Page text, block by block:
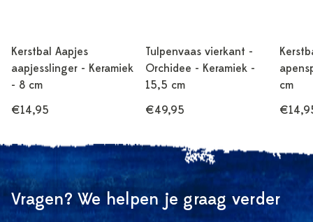
Kerstbal Aapjes
aapjesslinger - Keramiek
- 8 cm
€14,95
Tulpenvaas vierkant -
Orchidee - Keramiek -
15,5 cm
€49,95
cm
Vragen? We helpen je graag verder